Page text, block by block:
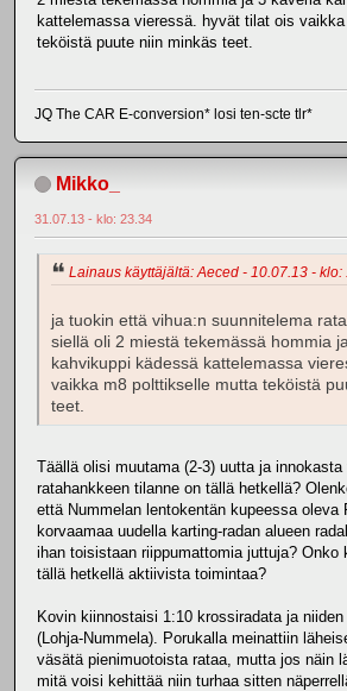
kattelemassa vieressä. hyvät tilat ois
teköistä puute niin minkäs teet.
JQ The CAR E-conversion* losi ten-scte tlr*
Mikko_
31.07.13 - klo: 23.34
Lainaus käyttäjältä: Aeced - 10.07.13 - klo:
ja tuokin että vihua:n suunnitelema
siellä oli 2 miestä tekemässä hommia
kahvikuppi kädessä kattelemassa
vaikka m8 polttikselle mutta teköistä
teet.
Täällä olisi muutama (2-3) uutta ja
ratahankkeen tilanne on tällä hetkellä?
että Nummelan lentokentän kupeessa oleva
korvaamaa uudella karting-radan alueen
ihan toisistaan riippumattomia juttuja? Onko
tällä hetkellä aktiivista toimintaa?
Kovin kiinnostaisi 1:10 krossiradata ja
(Lohja-Nummela). Porukalla meinattiin
väsätä pienimuotoista rataa, mutta jos näin
mitä voisi kehittää niin turhaa sitten